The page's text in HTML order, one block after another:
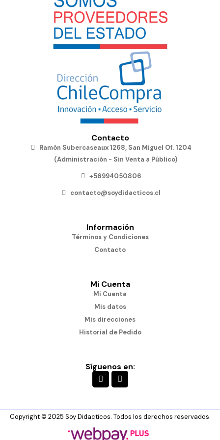
Contacto
Ramón Subercaseaux 1268, San Miguel Of. 1204
(Administración - Sin Venta a Público)
+56994050806
contacto@soydidacticos.cl
Información
Términos y Condiciones
Contacto
Mi Cuenta
Mi Cuenta
Mis datos
Mis direcciones
Historial de Pedido
Síguenos en:
Copyright © 2025 Soy Didacticos. Todos los derechos reservados.